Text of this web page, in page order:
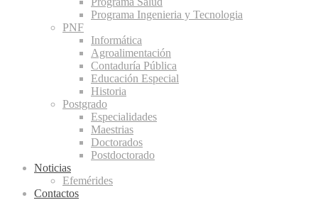
Programa Ingenieria y Tecnologia
PNF
Informática
Agroalimentación
Contaduría Pública
Educación Especial
Historia
Postgrado
Especialidades
Maestrias
Doctorados
Postdoctorado
Noticias
Efemérides
Contactos